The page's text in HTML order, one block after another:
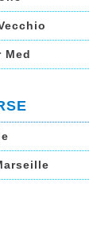
Med